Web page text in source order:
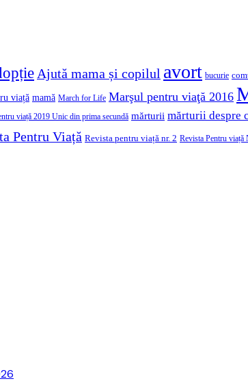
Ajută mama și copilul avort bucurie
viață mamă March for Life Marşul pentru viaţă 2016
viață 2019 Unic din prima secundă mărturii mărturii despre
Pentru Viață Revista pentru viață nr. 2 Revista Pentru viață